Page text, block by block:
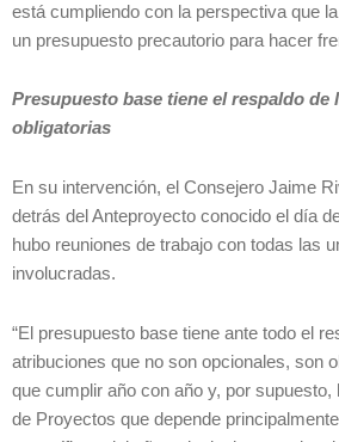
está cumpliendo con la perspectiva que
un presupuesto precautorio para hacer
Presupuesto base tiene el respaldo de
obligatorias
En su intervención, el Consejero Jaime
detrás del Anteproyecto conocido el día
hubo reuniones de trabajo con todas las
involucradas.
“El presupuesto base tiene ante todo el
atribuciones que no son opcionales, son
que cumplir año con año y, por supuesto,
de Proyectos que depende